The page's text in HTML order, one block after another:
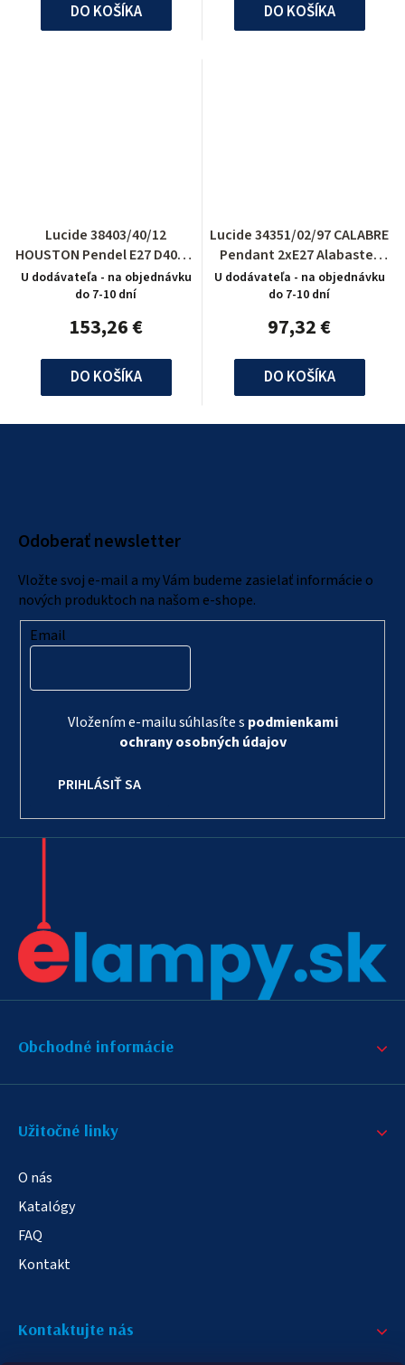
DO KOŠÍKA DO KOŠÍKA
Lucide 38403/40/12
HOUSTON Pendel E27 D40cm
Opaal Glas/Zilv
U dodávateľa - na objednávku
do 7-10 dní
153,26 €
DO KOŠÍKA
Lucide 34351/02/97 CALABRE
Pendant 2xE27 Alabaster
Glass/Rust
U dodávateľa - na objednávku
do 7-10 dní
97,32 €
DO KOŠÍKA
Odoberať newsletter
Vložte svoj e-mail a my Vám budeme zasielať informácie o
nových produktoch na našom e-shope.
Email
Vložením e-mailu súhlasíte s podmienkami
ochrany osobných údajov
PRIHLÁSIŤ SA
Obchodné informácie
Užitočné linky
O nás
Katalógy
FAQ
Kontakt
Kontaktujte nás